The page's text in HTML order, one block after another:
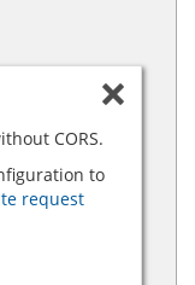
CORS.
to
request